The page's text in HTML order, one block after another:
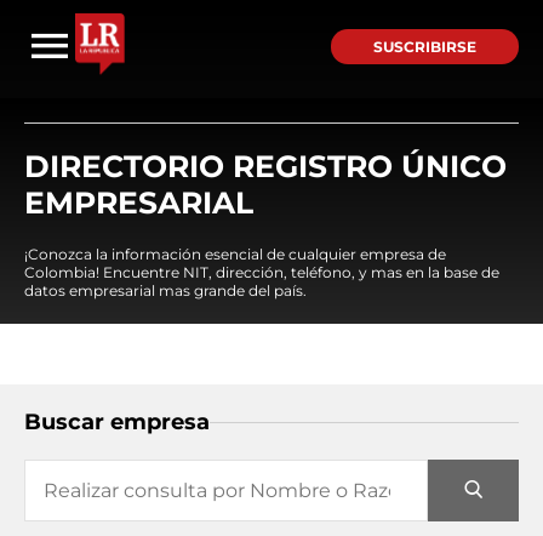
SUSCRIBIRSE
DIRECTORIO REGISTRO ÚNICO
EMPRESARIAL
¡Conozca la información esencial de cualquier empresa de
Colombia! Encuentre NIT, dirección, teléfono, y mas en la base de
datos empresarial mas grande del país.
Buscar empresa